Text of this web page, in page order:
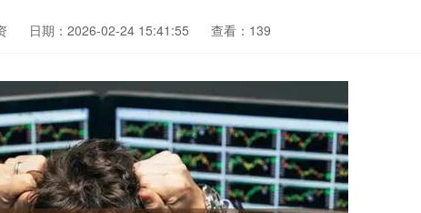
日期：2026-02-24 15:41:55 查看：139